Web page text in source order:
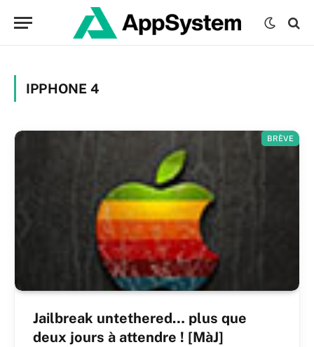
IPPHONE 4
BRÈVE
Jailbreak untethered… plus que
deux jours à attendre ! [MàJ]